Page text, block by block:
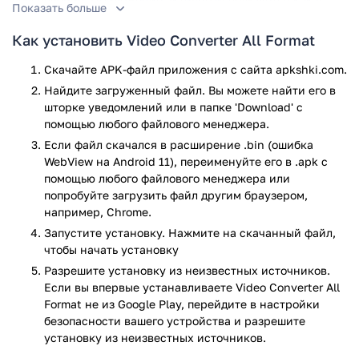
подготовки видео к публикации в интернете или
оптимизации под мобильные устройства.
Функционал
Video Converter All Format поддерживает широкий спектр
форматов, включая MP4, AVI, MKV, MOV, FLV, WMV, MPEG и
другие. Пользователь может выбрать нужный формат,
настроить качество вывода, разрешение, битрейт и кодек.
Приложение также позволяет извлекать аудио из видео в
форматах MP3, AAC, OGG и других.
Дополнительно доступны функции обрезки видео, сжатия,
изменения скорости воспроизведения и поворота
изображения. Пользователь может выбрать определенный
фрагмент видео для конвертации или применить базовое
редактирование перед сохранением. Приложение
предоставляет предварительный просмотр результата, а
также ведет историю преобразованных файлов.
Показать больше
Как установить Video Converter All Format
Скачайте APK-файл приложения с сайта apkshki.com.
Найдите загруженный файл. Вы можете найти его в
шторке уведомлений или в папке 'Download' с
помощью любого файлового менеджера.
Если файл скачался в расширение .bin (ошибка
WebView на Android 11), переименуйте его в .apk с
помощью любого файлового менеджера или
попробуйте загрузить файл другим браузером,
например, Chrome.
Запустите установку. Нажмите на скачанный файл,
чтобы начать установку
Разрешите установку из неизвестных источников.
Если вы впервые устанавливаете Video Converter All
Format не из Google Play, перейдите в настройки
безопасности вашего устройства и разрешите
установку из неизвестных источников.